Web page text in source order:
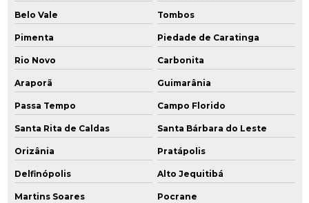
Belo Vale Tombos
Pimenta Piedade de Caratinga
Rio Novo Carbonita
Araporã Guimarânia
Passa Tempo Campo Florido
Santa Rita de Caldas Santa Bárbara do Leste
Orizânia Pratápolis
Delfinópolis Alto Jequitibá
Martins Soares Pocrane